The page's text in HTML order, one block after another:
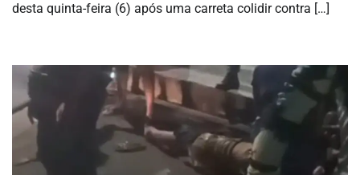
desta quinta-feira (6) após uma carreta colidir contra […]